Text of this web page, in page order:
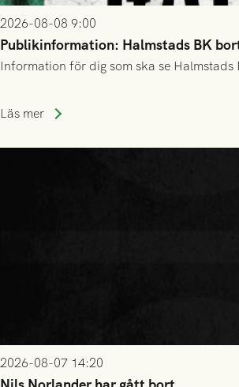
2026-08-08 9:00
Publikinformation: Halmstads BK
Information för dig som ska se
Läs mer
2026-08-07 14:20